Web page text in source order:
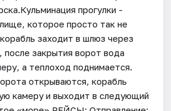
прогулки -
которое просто так не
заходит в шлюз через
закрытия ворот вода
а теплоход поднимается.
открываются, корабль
камеру и выходит в следующий